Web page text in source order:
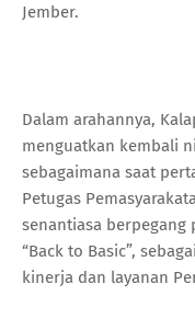
Jember.
Dalam arahannya,
menguatkan kembali
sebagaimana saat
Petugas
senantiasa berpegang
“Back to Basic”,
kinerja dan layanan